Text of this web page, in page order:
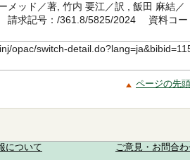
メッド／著, 竹内 要江／訳 , 飯田 麻結／
求記号：/361.8/5825/2024 資料コー
opac/switch-
ページの先
について ご意見・お問合